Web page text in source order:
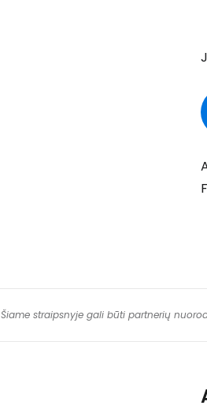
Šiame straipsnyje gali būti partnerių